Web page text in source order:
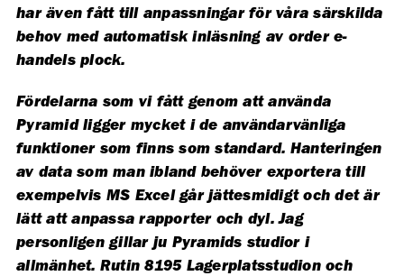
har även fått till anpassningar för våra särskilda
behov med automatisk inläsning av order e-
handels plock.
Fördelarna som vi fått genom att använda
Pyramid ligger mycket i de användarvänliga
funktioner som finns som standard. Hanteringen
av data som man ibland behöver exportera till
exempelvis MS Excel går jättesmidigt och det är
lätt att anpassa rapporter och dyl. Jag
personligen gillar ju Pyramids studior i
allmänhet. Rutin 8195 Lagerplatsstudion och